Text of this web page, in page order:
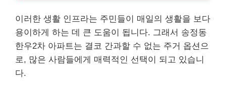
이러한 생활 인프라는 주민들이 매일의 생활을 보다
용이하게 하는 데 큰 도움이 됩니다. 그래서 송정동
한우2차 아파트는 결코 간과할 수 없는 주거 옵션으
로, 많은 사람들에게 매력적인 선택이 되고 있습니
다.